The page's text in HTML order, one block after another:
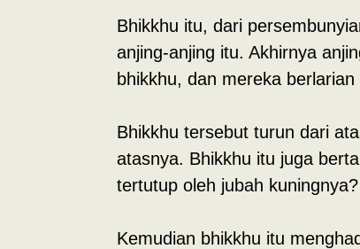
Bhikkhu itu, dari
anjing-anjing itu. Akhirnya
bhikkhu, dan mereka
Bhikkhu tersebut turun dari
atasnya. Bhikkhu itu juga
tertutup oleh jubah kuningnya?
Kemudian bhikkhu itu